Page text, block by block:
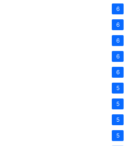
6
6
6
6
6
5
5
5
5